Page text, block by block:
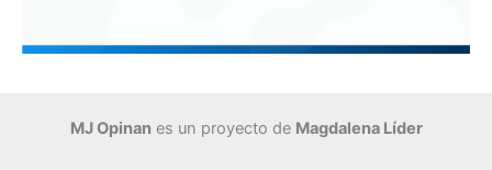
MJ Opinan es un proyecto de Magdalena Líder